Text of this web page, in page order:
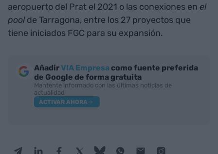
aeropuerto del Prat el 2021 o las conexiones en el
pool de Tarragona, entre los 27 proyectos que
tiene iniciados FGC para su expansión.
AñadirVIA Empresa como fuente preferida
de Google de forma gratuita
Mantente informado con las últimas noticias de
actualidad
ACTIVAR AHORA